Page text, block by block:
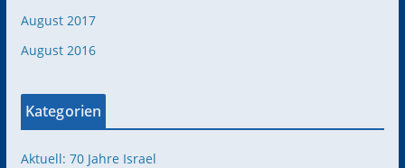
August 2017
August 2016
Kategorien
Aktuell: 70 Jahre Israel